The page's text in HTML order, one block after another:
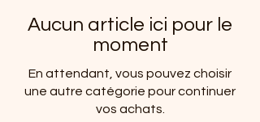
Aucun article ici pour le
moment
En attendant, vous pouvez choisir
une autre catégorie pour continuer
vos achats.